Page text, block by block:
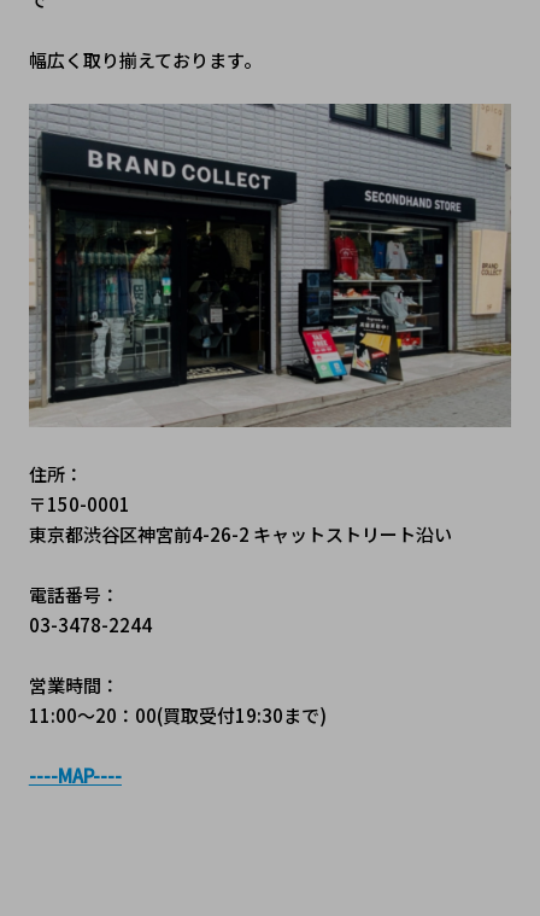
幅広く取り揃えております。
住所：
〒150-0001
東京都渋谷区神宮前4-26-2 キャットストリート沿い
電話番号：
03-3478-2244
営業時間：
11:00～20：00(買取受付19:30まで)
----MAP----